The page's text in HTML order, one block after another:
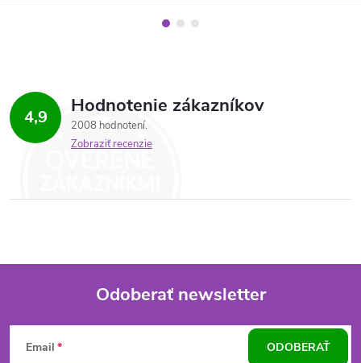
4,9 Hodnotenie zákazníkov
2008 hodnotení
Zobraziť recenzie
Z
Odoberať newsletter
Email ODOBERAŤ